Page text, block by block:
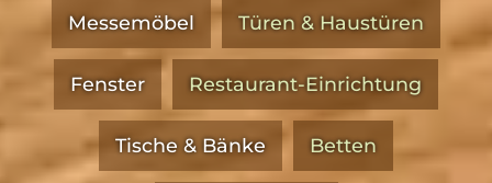
Messemöbel Türen & Haustüren
Fenster Restaurant-Einrichtung
Tische & Bänke Betten